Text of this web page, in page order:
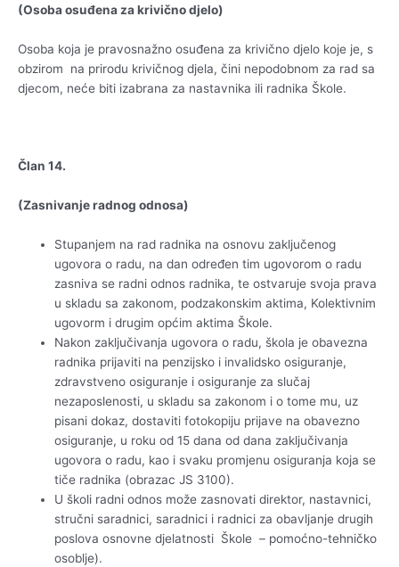
(Osoba osuđena za krivično djelo)
Osoba koja je pravosnažno osuđena za krivično djelo koje je, s
obzirom na prirodu krivičnog djela, čini nepodobnom za rad sa
djecom, neće biti izabrana za nastavnika ili radnika Škole.
Član 14.
(Zasnivanje radnog odnosa)
Stupanjem na rad radnika na osnovu zaključenog
ugovora o radu, na dan određen tim ugovorom o radu
zasniva se radni odnos radnika, te ostvaruje svoja prava
u skladu sa zakonom, podzakonskim aktima, Kolektivnim
ugovorm i drugim općim aktima Škole.
Nakon zaključivanja ugovora o radu, škola je obavezna
radnika prijaviti na penzijsko i invalidsko osiguranje,
zdravstveno osiguranje i osiguranje za slučaj
nezaposlenosti, u skladu sa zakonom i o tome mu, uz
pisani dokaz, dostaviti fotokopiju prijave na obavezno
osiguranje, u roku od 15 dana od dana zaključivanja
ugovora o radu, kao i svaku promjenu osiguranja koja se
tiče radnika (obrazac JS 3100).
U školi radni odnos može zasnovati direktor, nastavnici,
stručni saradnici, saradnici i radnici za obavljanje drugih
poslova osnovne djelatnosti Škole – pomoćno-tehničko
osoblje).